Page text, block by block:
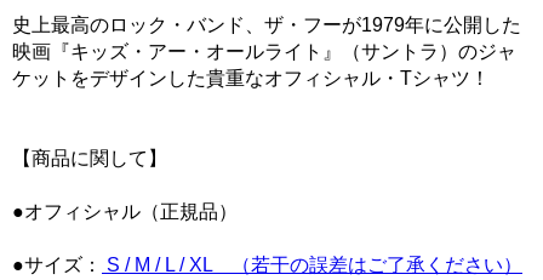
史上最高のロック・バンド、ザ・フーが1979年に公開した
映画『キッズ・アー・オールライト』（サントラ）のジャ
ケットをデザインした貴重なオフィシャル・Tシャツ！
【商品に関して】
●オフィシャル（正規品）
●サイズ：
S / M / L / XL （若干の誤差はご了承ください）